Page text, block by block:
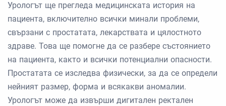
Урологът ще прегледа медицинската история на
пациента, включително всички минали проблеми,
свързани с простатата, лекарствата и цялостното
здраве. Това ще помогне да се разбере състоянието
на пациента, както и всички потенциални опасности.
Простатата се изследва физически, за да се определи
нейният размер, форма и всякакви аномалии.
Урологът може да извърши дигитален ректален